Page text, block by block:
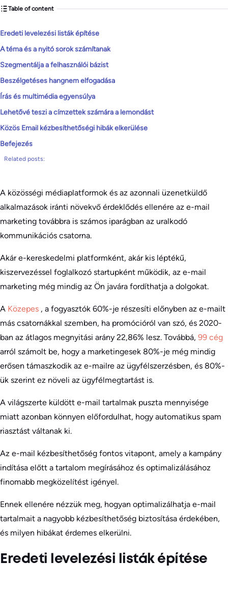
Table of content
Eredeti levelezési listák építése
A téma és a nyitó sorok számítanak
Szegmentálja a felhasználói bázist
Beszélgetéses hangnem elfogadása
Írás és multimédia egyensúlya
Lehetővé teszi a címzettek számára a lemondást
Közös Email kézbesíthetőségi hibák elkerülése
Befejezés
Related posts:
A közösségi médiaplatformok és az azonnali üzenetküldő
alkalmazások iránti növekvő érdeklődés ellenére az e-mail
marketing továbbra is számos iparágban az uralkodó
kommunikációs csatorna.
Akár e-kereskedelmi platformként, akár kis léptékű,
kiszervezéssel foglalkozó startupként működik, az e-mail
marketing még mindig az Ön javára fordíthatja a dolgokat.
A Közepes , a fogyasztók 60%-je részesíti előnyben az e-mailt
más csatornákkal szemben, ha promócióról van szó, és 2020-
ban az átlagos megnyitási arány 22,86% lesz. Továbbá, 99 cég
arról számolt be, hogy a marketingesek 80%-je még mindig
erősen támaszkodik az e-mailre az ügyfélszerzésben, és 80%-
ük szerint ez növeli az ügyfélmegtartást is.
A világszerte küldött e-mail tartalmak puszta mennyisége
miatt azonban könnyen előfordulhat, hogy automatikus spam
riasztást váltanak ki.
Az e-mail kézbesíthetőség fontos vitapont, amely a kampány
indítása előtt a tartalom megírásához és optimalizálásához
finomabb megközelítést igényel.
Ennek ellenére nézzük meg, hogyan optimalizálhatja e-mail
tartalmait a nagyobb kézbesíthetőség biztosítása érdekében,
és milyen hibákat érdemes elkerülni.
Eredeti levelezési listák építése